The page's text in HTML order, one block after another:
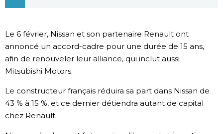
Société
Culture
Gastronomie
Le japonais
Le 6 février, Nissan et son partenaire Renault ont
annoncé un accord-cadre pour une durée de 15 ans,
afin de renouveler leur alliance, qui inclut aussi
Mitsubishi Motors.
Le constructeur français réduira sa part dans Nissan de
43 % à 15 %, et ce dernier détiendra autant de capital
chez Renault.